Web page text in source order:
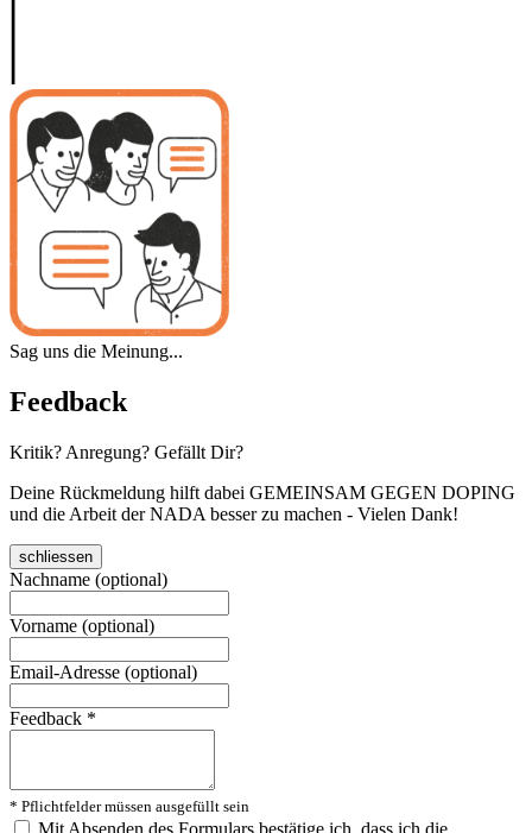
Sag uns die Meinung...
Feedback
Kritik? Anregung? Gefällt Dir?
Deine Rückmeldung hilft dabei GEMEINSAM GEGEN DOPING
und die Arbeit der NADA besser zu machen - Vielen Dank!
schliessen
Nachname (optional)
Vorname (optional)
Email-Adresse (optional)
Feedback *
* Pflichtfelder müssen ausgefüllt sein
Mit Absenden des Formulars bestätige ich, dass ich die